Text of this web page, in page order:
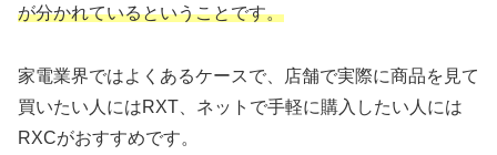
が分かれているということです。
家電業界ではよくあるケースで、店舗で実際に商品を見て
買いたい人にはRXT、ネットで手軽に購入したい人には
RXCがおすすめです。